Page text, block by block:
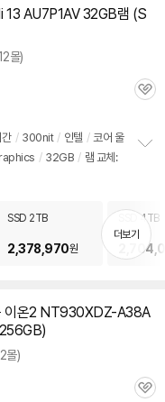
13 AU7P1AV 32GB램 (S
몰)
관
/ 300nit / 인텔 / 코어 울
/ 32GB / 램 교체:
치
기
SSD 2TB
2,378,970원
SSD 4TB
더보기
이온2 NT930XDZ-A38A
몰)
관